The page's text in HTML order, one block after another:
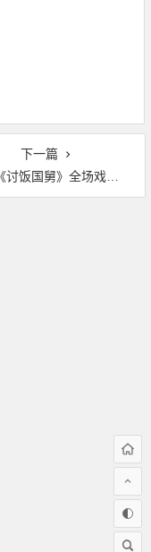
下一篇
饭国舅》全场戏MP3下载